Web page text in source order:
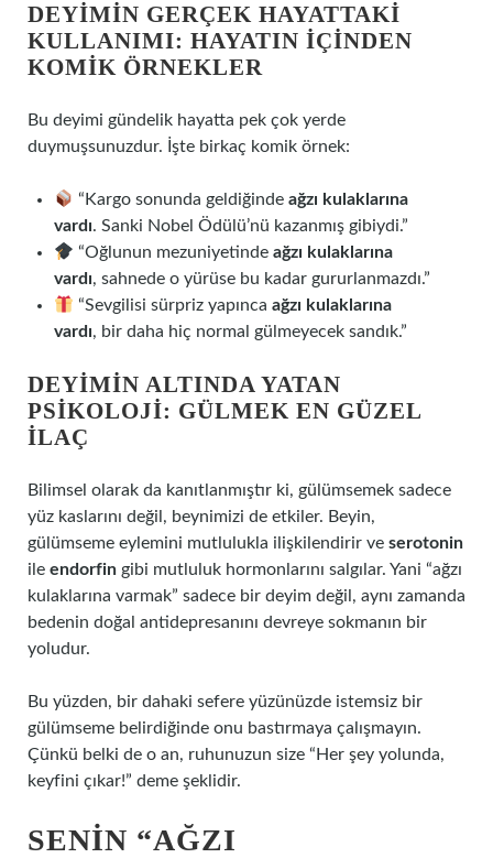
DEYIMIN GERÇEK HAYATTAKI
KULLANIMI: HAYATIN İÇINDEN
KOMIK ÖRNEKLER
Bu deyimi gündelik hayatta pek çok yerde
duymuşsunuzdur. İşte birkaç komik örnek:
“Kargo sonunda geldiğindeağzı kulaklarına
vardı. Sanki Nobel Ödülü’nü kazanmış gibiydi.”
“Oğlunun mezuniyetindeağzı kulaklarına
vardı, sahnede o yürüse bu kadar gururlanmazdı.”
“Sevgilisi sürpriz yapıncaağzı kulaklarına
vardı, bir daha hiç normal gülmeyecek sandık.”
DEYIMIN ALTINDA YATAN
PSIKOLOJI: GÜLMEK EN GÜZEL
İLAÇ
Bilimsel olarak da kanıtlanmıştır ki, gülümsemek sadece
yüz kaslarını değil, beynimizi de etkiler. Beyin,
gülümseme eylemini mutlulukla ilişkilendirir ve serotonin
ile endorfin gibi mutluluk hormonlarını salgılar. Yani “ağzı
kulaklarına varmak” sadece bir deyim değil, aynı zamanda
bedenin doğal antidepresanını devreye sokmanın bir
yoludur.
Bu yüzden, bir dahaki sefere yüzünüzde istemsiz bir
gülümseme belirdiğinde onu bastırmaya çalışmayın.
Çünkü belki de o an, ruhunuzun size “Her şey yolunda,
keyfini çıkar!” deme şeklidir.
SENIN “AĞZI